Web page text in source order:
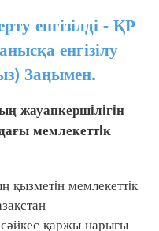
енгізілді - ҚР
енгізілу
Заңымен.
жауапкершiлiгiн
мемлекеттiк
мемлекеттiк
қаржы нарығы